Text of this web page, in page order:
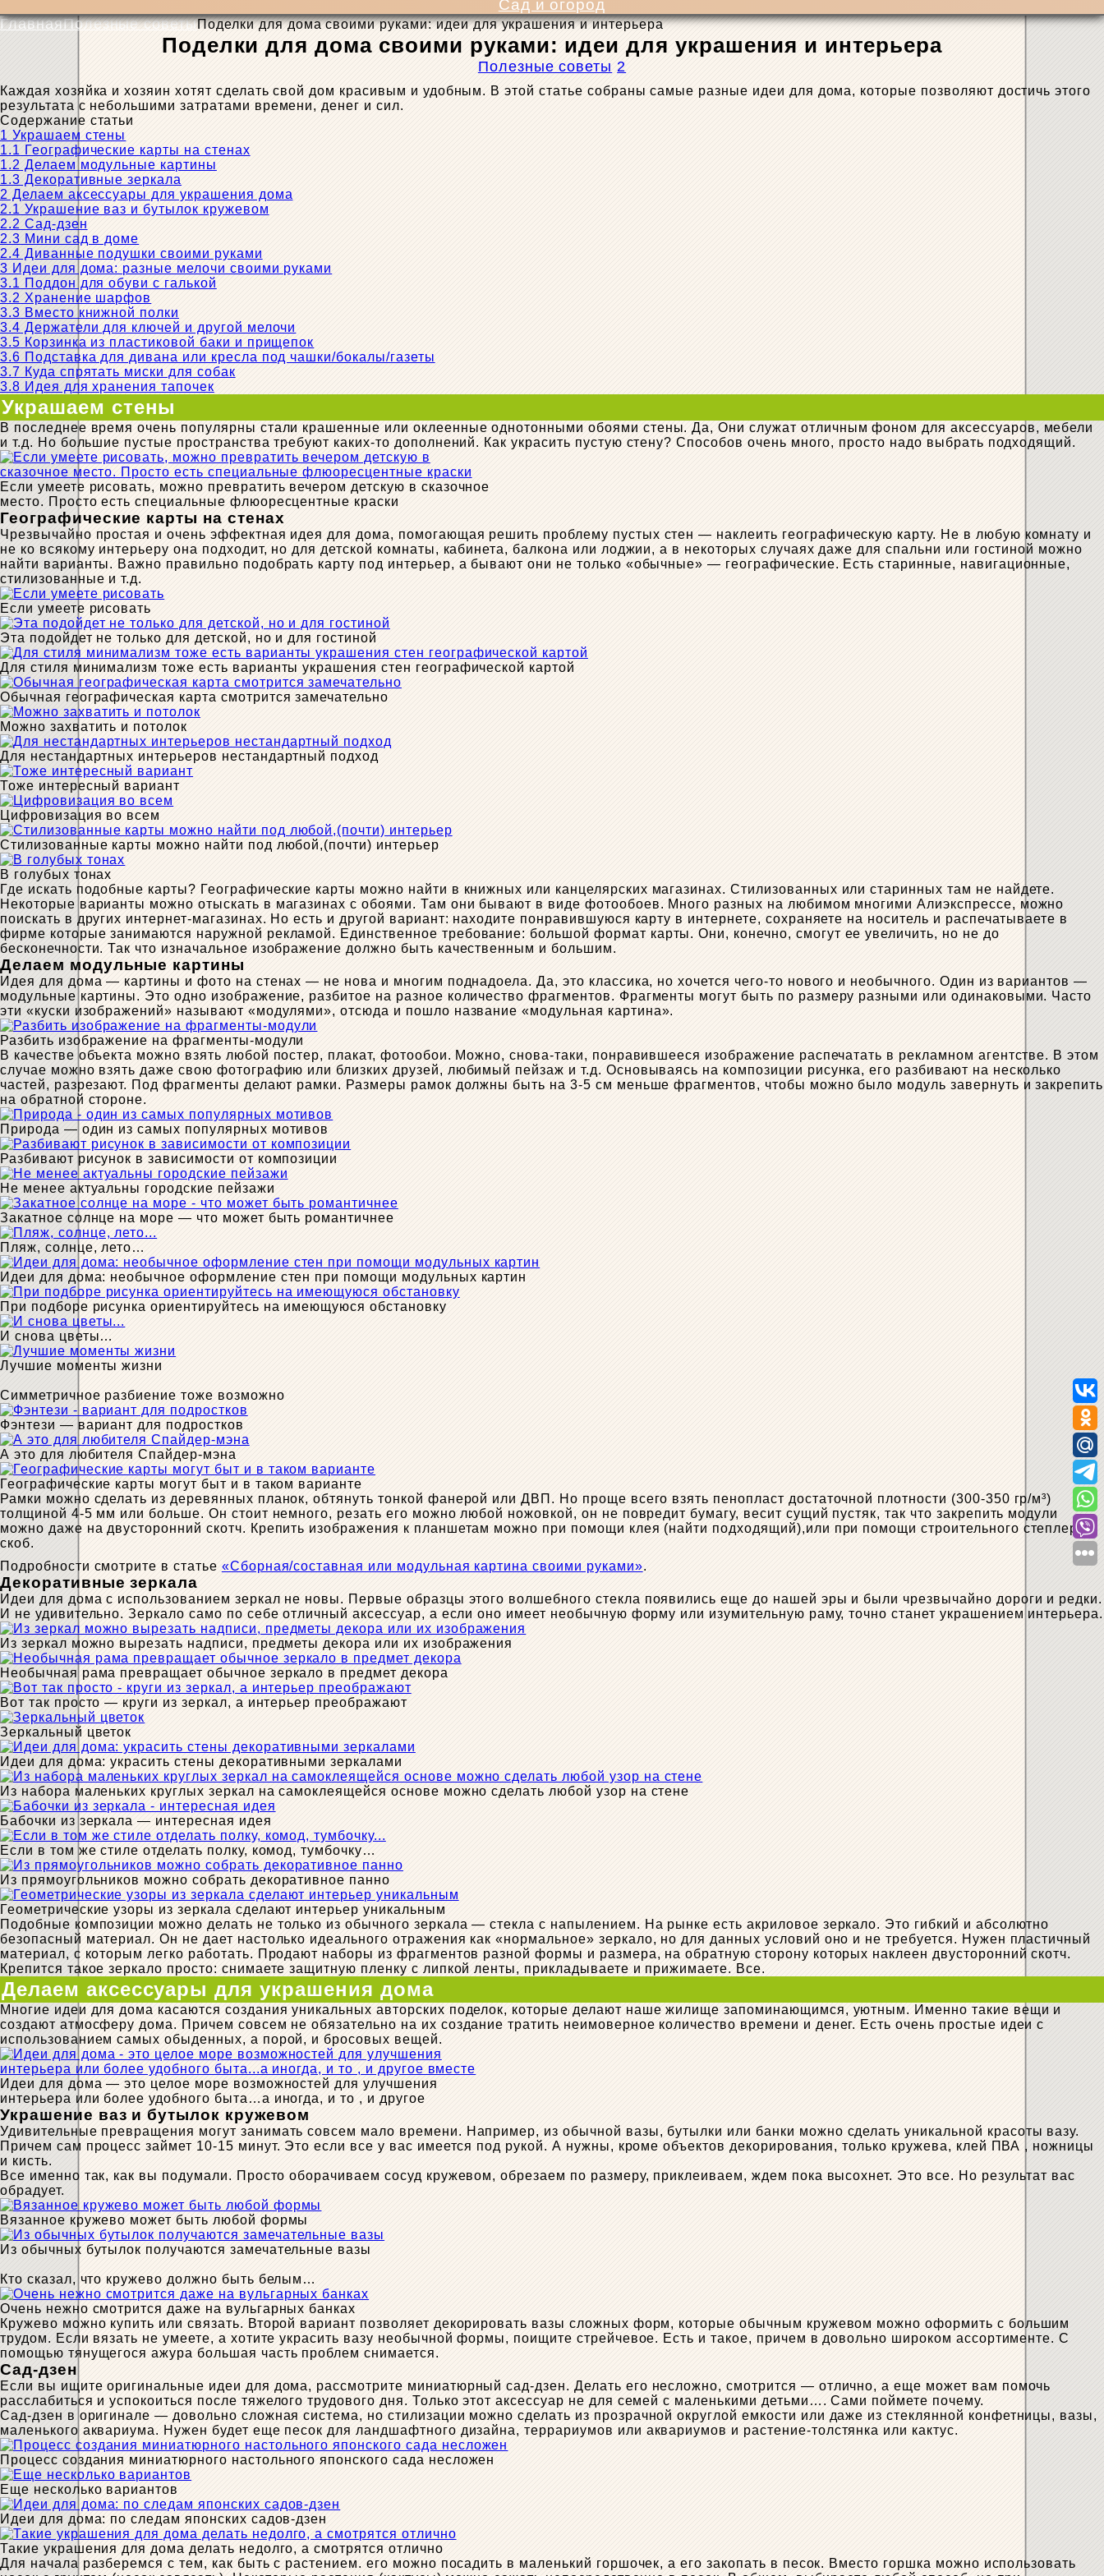
Сад и огород
ГлавнаяПолезные советыПоделки для дома своими руками: идеи для украшения и интерьера
Поделки для дома своими руками: идеи для украшения и интерьера
Полезные советы 2
Каждая хозяйка и хозяин хотят сделать свой дом красивым и удобным. В этой статье собраны самые разные идеи для дома, которые позволяют достичь этого
результата с небольшими затратами времени, денег и сил.
Содержание статьи
1 Украшаем стены
1.1 Географические карты на стенах
1.2 Делаем модульные картины
1.3 Декоративные зеркала
2 Делаем аксессуары для украшения дома
2.1 Украшение ваз и бутылок кружевом
2.2 Сад-дзен
2.3 Мини сад в доме
2.4 Диванные подушки своими руками
3 Идеи для дома: разные мелочи своими руками
3.1 Поддон для обуви с галькой
3.2 Хранение шарфов
3.3 Вместо книжной полки
3.4 Держатели для ключей и другой мелочи
3.5 Корзинка из пластиковой баки и прищепок
3.6 Подставка для дивана или кресла под чашки/бокалы/газеты
3.7 Куда спрятать миски для собак
3.8 Идея для хранения тапочек
Украшаем стены
В последнее время очень популярны стали крашенные или оклеенные однотонными обоями стены. Да, Они служат отличным фоном для аксессуаров, мебели
и т.д. Но большие пустые пространства требуют каких-то дополнений. Как украсить пустую стену? Способов очень много, просто надо выбрать подходящий.
Если умеете рисовать, можно превратить вечером детскую в сказочное
место. Просто есть специальные флюоресцентные краски
Географические карты на стенах
Чрезвычайно простая и очень эффектная идея для дома, помогающая решить проблему пустых стен — наклеить географическую карту. Не в любую комнату и
не ко всякому интерьеру она подходит, но для детской комнаты, кабинета, балкона или лоджии, а в некоторых случаях даже для спальни или гостиной можно
найти варианты. Важно правильно подобрать карту под интерьер, а бывают они не только «обычные» — географические. Есть старинные, навигационные,
стилизованные и т.д.
Если умеете рисовать
Эта подойдет не только для детской, но и для гостиной
Для стиля минимализм тоже есть варианты украшения стен географической картой
Обычная географическая карта смотрится замечательно
Можно захватить и потолок
Для нестандартных интерьеров нестандартный подход
Тоже интересный вариант
Цифровизация во всем
Стилизованные карты можно найти под любой,(почти) интерьер
В голубых тонах
Где искать подобные карты? Географические карты можно найти в книжных или канцелярских магазинах. Стилизованных или старинных там не найдете.
Некоторые варианты можно отыскать в магазинах с обоями. Там они бывают в виде фотообоев. Много разных на любимом многими Алиэкспрессе, можно
поискать в других интернет-магазинах. Но есть и другой вариант: находите понравившуюся карту в интернете, сохраняете на носитель и распечатываете в
фирме которые занимаются наружной рекламой. Единственное требование: большой формат карты. Они, конечно, смогут ее увеличить, но не до
бесконечности. Так что изначальное изображение должно быть качественным и большим.
Делаем модульные картины
Идея для дома — картины и фото на стенах — не нова и многим поднадоела. Да, это классика, но хочется чего-то нового и необычного. Один из вариантов —
модульные картины. Это одно изображение, разбитое на разное количество фрагментов. Фрагменты могут быть по размеру разными или одинаковыми. Часто
эти «куски изображений» называют «модулями», отсюда и пошло название «модульная картина».
Разбить изображение на фрагменты-модули
В качестве объекта можно взять любой постер, плакат, фотообои. Можно, снова-таки, понравившееся изображение распечатать в рекламном агентстве. В этом
случае можно взять даже свою фотографию или близких друзей, любимый пейзаж и т.д. Основываясь на композиции рисунка, его разбивают на несколько
частей, разрезают. Под фрагменты делают рамки. Размеры рамок должны быть на 3-5 см меньше фрагментов, чтобы можно было модуль завернуть и закрепить
на обратной стороне.
Природа — один из самых популярных мотивов
Разбивают рисунок в зависимости от композиции
Не менее актуальны городские пейзажи
Закатное солнце на море — что может быть романтичнее
Пляж, солнце, лето…
Идеи для дома: необычное оформление стен при помощи модульных картин
При подборе рисунка ориентируйтесь на имеющуюся обстановку
И снова цветы…
Лучшие моменты жизни
Симметричное разбиение тоже возможно
Фэнтези — вариант для подростков
А это для любителя Спайдер-мэна
Географические карты могут быт и в таком варианте
Рамки можно сделать из деревянных планок, обтянуть тонкой фанерой или ДВП. Но проще всего взять пенопласт достаточной плотности (300-350 гр/м³)
толщиной 4-5 мм или больше. Он стоит немного, резать его можно любой ножовкой, он не повредит бумагу, весит сущий пустяк, так что закрепить модули
можно даже на двусторонний скотч. Крепить изображения к планшетам можно при помощи клея (найти подходящий),или при помощи строительного степлера и
скоб.
Подробности смотрите в статье «Сборная/составная или модульная картина своими руками».
Декоративные зеркала
Идеи для дома с использованием зеркал не новы. Первые образцы этого волшебного стекла появились еще до нашей эры и были чрезвычайно дороги и редки.
И не удивительно. Зеркало само по себе отличный аксессуар, а если оно имеет необычную форму или изумительную раму, точно станет украшением интерьера.
Из зеркал можно вырезать надписи, предметы декора или их изображения
Необычная рама превращает обычное зеркало в предмет декора
Вот так просто — круги из зеркал, а интерьер преображают
Зеркальный цветок
Идеи для дома: украсить стены декоративными зеркалами
Из набора маленьких круглых зеркал на самоклеящейся основе можно сделать любой узор на стене
Бабочки из зеркала — интересная идея
Если в том же стиле отделать полку, комод, тумбочку…
Из прямоугольников можно собрать декоративное панно
Геометрические узоры из зеркала сделают интерьер уникальным
Подобные композиции можно делать не только из обычного зеркала — стекла с напылением. На рынке есть акриловое зеркало. Это гибкий и абсолютно
безопасный материал. Он не дает настолько идеального отражения как «нормальное» зеркало, но для данных условий оно и не требуется. Нужен пластичный
материал, с которым легко работать. Продают наборы из фрагментов разной формы и размера, на обратную сторону которых наклеен двусторонний скотч.
Крепится такое зеркало просто: снимаете защитную пленку с липкой ленты, прикладываете и прижимаете. Все.
Делаем аксессуары для украшения дома
Многие идеи для дома касаются создания уникальных авторских поделок, которые делают наше жилище запоминающимся, уютным. Именно такие вещи и
создают атмосферу дома. Причем совсем не обязательно на их создание тратить неимоверное количество времени и денег. Есть очень простые идеи с
использованием самых обыденных, а порой, и бросовых вещей.
Идеи для дома — это целое море возможностей для улучшения
интерьера или более удобного быта…а иногда, и то , и другое
Украшение ваз и бутылок кружевом
Удивительные превращения могут занимать совсем мало времени. Например, из обычной вазы, бутылки или банки можно сделать уникальной красоты вазу.
Причем сам процесс займет 10-15 минут. Это если все у вас имеется под рукой. А нужны, кроме объектов декорирования, только кружева, клей ПВА , ножницы
и кисть.
Все именно так, как вы подумали. Просто оборачиваем сосуд кружевом, обрезаем по размеру, приклеиваем, ждем пока высохнет. Это все. Но результат вас
обрадует.
Вязанное кружево может быть любой формы
Из обычных бутылок получаются замечательные вазы
Кто сказал, что кружево должно быть белым…
Очень нежно смотрится даже на вульгарных банках
Кружево можно купить или связать. Второй вариант позволяет декорировать вазы сложных форм, которые обычным кружевом можно оформить с большим
трудом. Если вязать не умеете, а хотите украсить вазу необычной формы, поищите стрейчевое. Есть и такое, причем в довольно широком ассортименте. С
помощью тянущегося ажура большая часть проблем снимается.
Сад-дзен
Если вы ищите оригинальные идеи для дома, рассмотрите миниатюрный сад-дзен. Делать его несложно, смотрится — отлично, а еще может вам помочь
расслабиться и успокоиться после тяжелого трудового дня. Только этот аксессуар не для семей с маленькими детьми…. Сами поймете почему.
Сад-дзен в оригинале — довольно сложная система, но стилизации можно сделать из прозрачной округлой емкости или даже из стеклянной конфетницы, вазы,
маленького аквариума. Нужен будет еще песок для ландшафтного дизайна, террариумов или аквариумов и растение-толстянка или кактус.
Процесс создания миниатюрного настольного японского сада несложен
Еще несколько вариантов
Идеи для дома: по следам японских садов-дзен
Такие украшения для дома делать недолго, а смотрятся отлично
Для начала разберемся с тем, как быть с растением. его можно посадить в маленький горшочек, а его закопать в песок. Вместо горшка можно использовать